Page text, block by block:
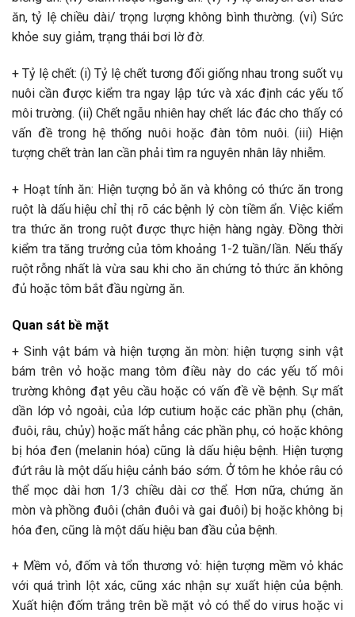
ăn, tỷ lệ chiều dài/ trọng lượng không bình thường. (vi) Sức
khỏe suy giảm, trạng thái bơi lờ đờ.
+ Tỷ lệ chết: (i) Tỷ lệ chết tương đối giống nhau trong suốt vụ
nuôi cần được kiểm tra ngay lập tức và xác định các yếu tố
môi trường. (ii) Chết ngẫu nhiên hay chết lác đác cho thấy có
vấn đề trong hệ thống nuôi hoặc đàn tôm nuôi. (iii) Hiện
tượng chết tràn lan cần phải tìm ra nguyên nhân lây nhiễm.
+ Hoạt tính ăn: Hiện tượng bỏ ăn và không có thức ăn trong
ruột là dấu hiệu chỉ thị rõ các bệnh lý còn tiềm ẩn. Việc kiểm
tra thức ăn trong ruột được thực hiện hàng ngày. Đồng thời
kiểm tra tăng trưởng của tôm khoảng 1-2 tuần/lần. Nếu thấy
ruột rỗng nhất là vừa sau khi cho ăn chứng tỏ thức ăn không
đủ hoặc tôm bắt đầu ngừng ăn.
Quan sát bề mặt
+ Sinh vật bám và hiện tượng ăn mòn: hiện tượng sinh vật
bám trên vỏ hoặc mang tôm điều này do các yếu tố môi
trường không đạt yêu cầu hoặc có vấn đề về bệnh. Sự mất
dần lớp vỏ ngoài, của lớp cutium hoặc các phần phụ (chân,
đuôi, râu, chủy) hoặc mất hẳng các phần phụ, có hoặc không
bị hóa đen (melanin hóa) cũng là dấu hiệu bệnh. Hiện tượng
đứt râu là một dấu hiệu cảnh báo sớm. Ở tôm he khỏe râu có
thể mọc dài hơn 1/3 chiều dài cơ thể. Hơn nữa, chứng ăn
mòn và phồng đuôi (chân đuôi và gai đuôi) bị hoặc không bị
hóa đen, cũng là một dấu hiệu ban đầu của bệnh.
+ Mềm vỏ, đốm và tổn thương vỏ: hiện tượng mềm vỏ khác
với quá trình lột xác, cũng xác nhận sự xuất hiện của bệnh.
Xuất hiện đốm trắng trên bề mặt vỏ có thể do virus hoặc vi